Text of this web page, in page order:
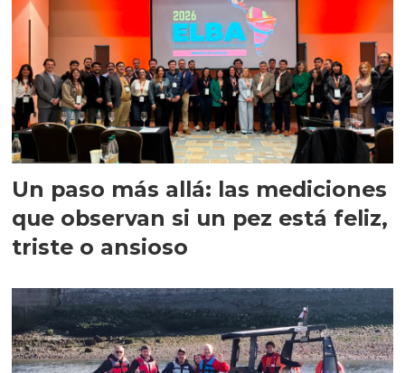
Un paso más allá: las mediciones
que observan si un pez está feliz,
triste o ansioso